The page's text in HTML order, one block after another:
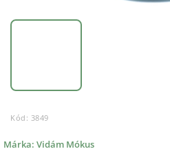
Kód: 3849
Márka: Vidám Mókus